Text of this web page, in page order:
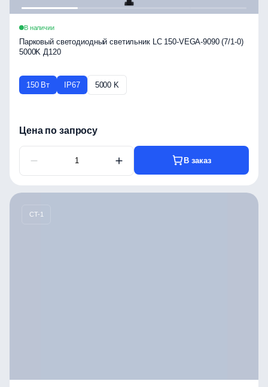
В наличии
Парковый светодиодный светильник LC 150-VEGA-9090 (7/1-0)
5000K Д120
150 Вт IP67 5000 K
Цена по запросу
В заказ
CT-1